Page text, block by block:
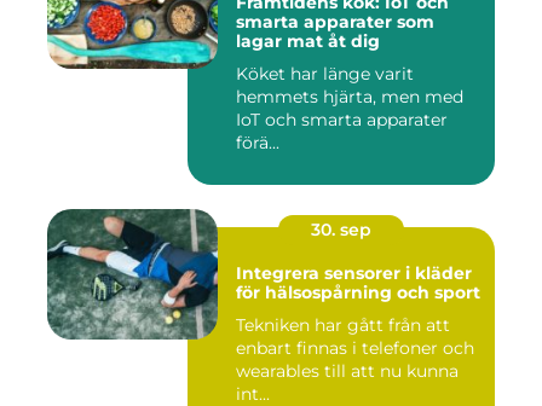
smarta apparater som
lagar mat åt dig
Köket har länge varit
hemmets hjärta, men med
IoT och smarta apparater
förä...
30. sep
Integrera sensorer i kläder
för hälsospårning och sport
Tekniken har gått från att
enbart finnas i telefoner och
wearables till att nu kunna
int...